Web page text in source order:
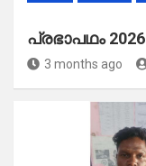
പ്രഭാപഥം 2026
3 months ago